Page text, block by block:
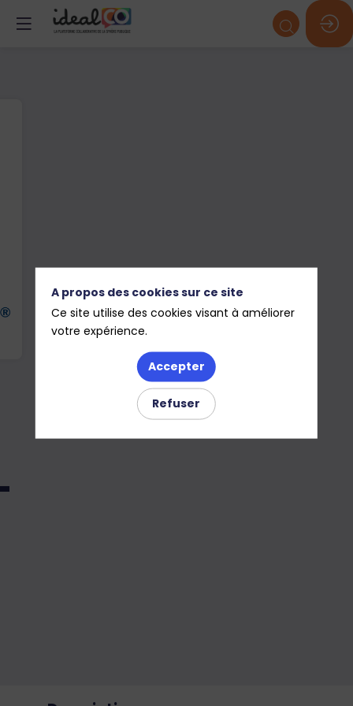
A propos des cookies sur ce site
Ce site utilise des cookies visant à améliorer
votre expérience.
Accepter
Refuser